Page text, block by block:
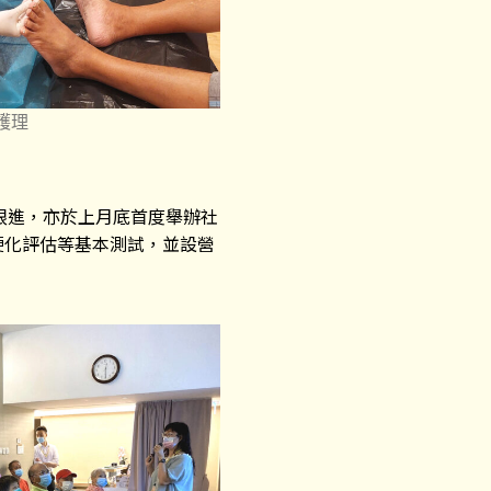
理
，亦於上月底首度舉辦社
評估等基本測試，並設營